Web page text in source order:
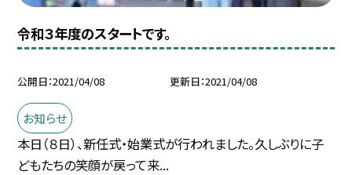
令和３年度のスタートです。
公開日 2021/04/08 更新日 2021/04/08
お知らせ
本日（８日）、新任式・始業式が行われました。久しぶりに子
どもたちの笑顔が戻って来...